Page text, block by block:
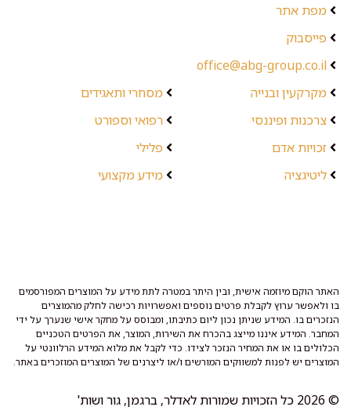
מפת אתר
פייסבוק
office@abg-group.co.il
מקרקעין ובנייה
צרכנות ופיננסי
זכויות אדם
ליטיגציה
מסחרי ותאגידים
רפואי וספורט
פלילי
מידע מקצועי
האתר הוקם מיוזמה אישית, ובין היתר במטרה לתת מידע על המוצרים המפורסמים
בו ולאפשר ערוץ לקבלת פרטים נוספים ואפשרויות רכישה לחלק מהמוצרים
הנזכרים בו. המידע שניתן נכון ליום כתיבתו, ומבוסס על מחקר אישי שנערך על ידי
המחבר. המידע איננו מייצג בהכרח את השירות, המוצר, את הפרטים הטכניים
הכלולים בו או את המחיר הנזכר לצידו. כדי לקבל את מלוא המידע הרלוונטי על
המוצרים יש לפנות למשווקים המורשים ו/או ליצרנים של המוצרים המוזכרים באתר.
© 2026 כל הזכויות שמורות לאדלר, ברגמן, גור ושות'